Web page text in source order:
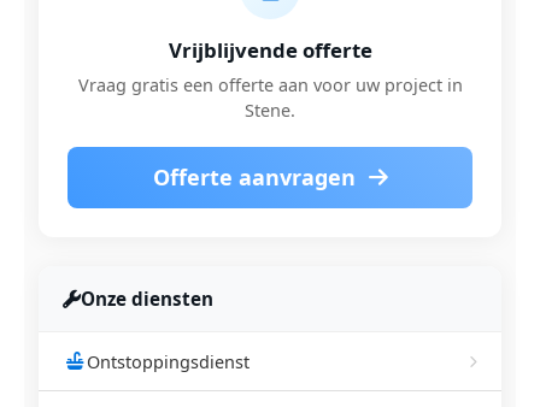
Vrijblijvende offerte
Vraag gratis een offerte aan voor uw project in
Stene.
Offerte aanvragen
Onze diensten
Ontstoppingsdienst